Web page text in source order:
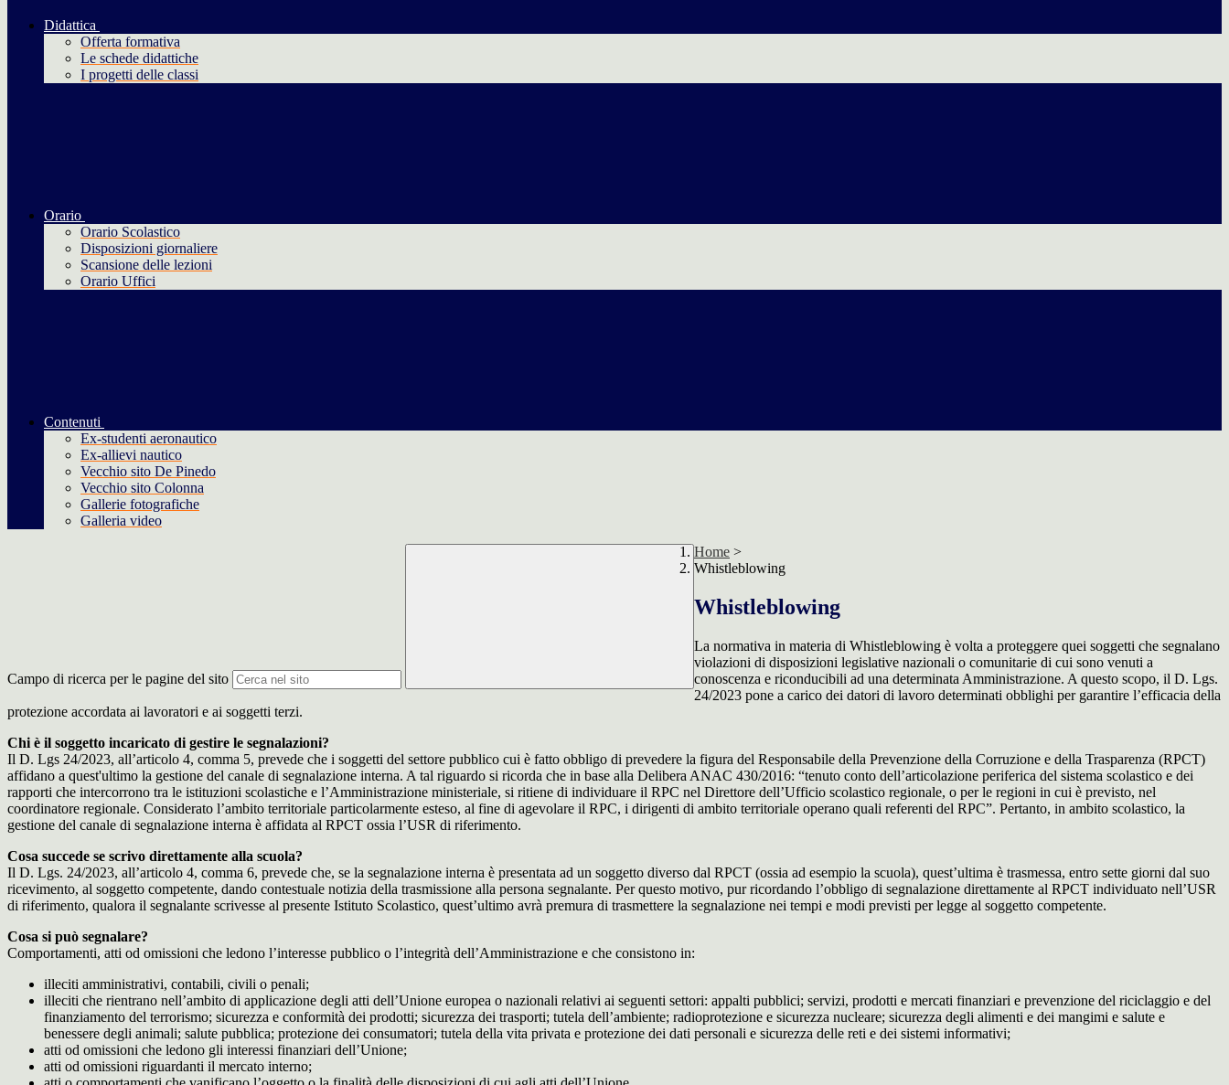
Didattica
Offerta formativa
Le schede didattiche
I progetti delle classi
Orario
Orario Scolastico
Disposizioni giornaliere
Scansione delle lezioni
Orario Uffici
Contenuti
Ex-studenti aeronautico
Ex-allievi nautico
Vecchio sito De Pinedo
Vecchio sito Colonna
Gallerie fotografiche
Galleria video
Campo di ricerca per le pagine del sito
Home >
Whistleblowing
Whistleblowing
La normativa in materia di Whistleblowing è volta a proteggere quei soggetti che segnalano
violazioni di disposizioni legislative nazionali o comunitarie di cui sono venuti a
conoscenza e riconducibili ad una determinata Amministrazione. A questo scopo, il D. Lgs.
24/2023 pone a carico dei datori di lavoro determinati obblighi per garantire l’efficacia della
protezione accordata ai lavoratori e ai soggetti terzi.
Chi è il soggetto incaricato di gestire le segnalazioni?
Il D. Lgs 24/2023, all’articolo 4, comma 5, prevede che i soggetti del settore pubblico cui è fatto obbligo di prevedere la figura del Responsabile della Prevenzione della Corruzione e della Trasparenza (RPCT)
affidano a quest'ultimo la gestione del canale di segnalazione interna. A tal riguardo si ricorda che in base alla Delibera ANAC 430/2016: “tenuto conto dell’articolazione periferica del sistema scolastico e dei
rapporti che intercorrono tra le istituzioni scolastiche e l’Amministrazione ministeriale, si ritiene di individuare il RPC nel Direttore dell’Ufficio scolastico regionale, o per le regioni in cui è previsto, nel
coordinatore regionale. Considerato l’ambito territoriale particolarmente esteso, al fine di agevolare il RPC, i dirigenti di ambito territoriale operano quali referenti del RPC”. Pertanto, in ambito scolastico, la
gestione del canale di segnalazione interna è affidata al RPCT ossia l’USR di riferimento.
Cosa succede se scrivo direttamente alla scuola?
Il D. Lgs. 24/2023, all’articolo 4, comma 6, prevede che, se la segnalazione interna è presentata ad un soggetto diverso dal RPCT (ossia ad esempio la scuola), quest’ultima è trasmessa, entro sette giorni dal suo
ricevimento, al soggetto competente, dando contestuale notizia della trasmissione alla persona segnalante. Per questo motivo, pur ricordando l’obbligo di segnalazione direttamente al RPCT individuato nell’USR
di riferimento, qualora il segnalante scrivesse al presente Istituto Scolastico, quest’ultimo avrà premura di trasmettere la segnalazione nei tempi e modi previsti per legge al soggetto competente.
Cosa si può segnalare?
Comportamenti, atti od omissioni che ledono l’interesse pubblico o l’integrità dell’Amministrazione e che consistono in:
illeciti amministrativi, contabili, civili o penali;
illeciti che rientrano nell’ambito di applicazione degli atti dell’Unione europea o nazionali relativi ai seguenti settori: appalti pubblici; servizi, prodotti e mercati finanziari e prevenzione del riciclaggio e del
finanziamento del terrorismo; sicurezza e conformità dei prodotti; sicurezza dei trasporti; tutela dell’ambiente; radioprotezione e sicurezza nucleare; sicurezza degli alimenti e dei mangimi e salute e
benessere degli animali; salute pubblica; protezione dei consumatori; tutela della vita privata e protezione dei dati personali e sicurezza delle reti e dei sistemi informativi;
atti od omissioni che ledono gli interessi finanziari dell’Unione;
atti od omissioni riguardanti il mercato interno;